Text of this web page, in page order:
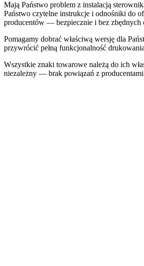
Mają Państwo problem z instalacją
Państwo czytelne instrukcje i odnośniki do
producentów — bezpiecznie i bez zbędnych
Pomagamy dobrać właściwą wersję dla
przywrócić pełną funkcjonalność
Wszystkie znaki towarowe należą do ich
niezależny — brak powiązań z